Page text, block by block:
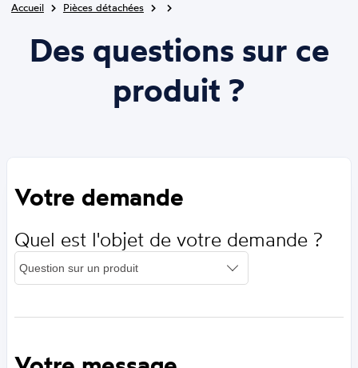
Accueil Pièces détachées
Des questions sur ce
produit ?
Votre demande
Quel est l'objet de votre demande ?